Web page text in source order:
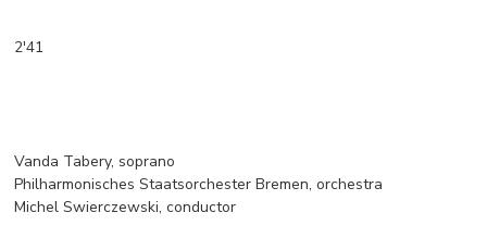
2'41
Vanda Tabery, soprano
Philharmonisches Staatsorchester Bremen, orchestra
Michel Swierczewski, conductor